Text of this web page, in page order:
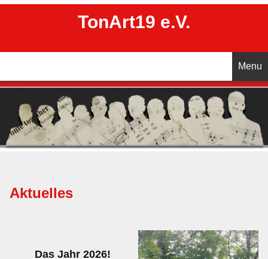
TonArt19 e.V.
Menu
Startseite
Aktuelles
Chorleitung
Aktuelles
Das Jahr 2026!